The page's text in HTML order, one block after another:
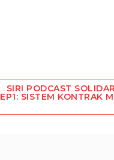
SIRI PODCAST
EP1: SISTEM KONTRAK